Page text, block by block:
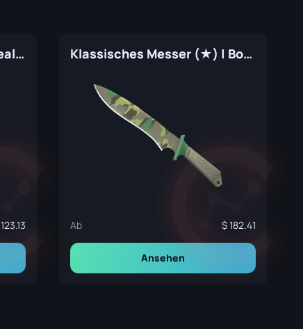
Survival-Messer (★) | Borealer Nadelwald (Fabrikneu)
123.13
Klassisches Messer (★) | Borealer Nadelwald (Fabrikneu)
Ab 182.41
Ansehen